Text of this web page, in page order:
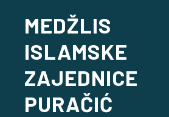
MEDŽLIS
ISLAMSKE
ZAJEDNICE
PURAČIĆ